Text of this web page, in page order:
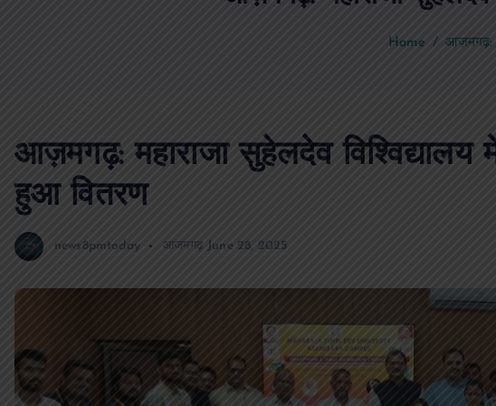
Home आज़मगढ़:
आज़मगढ़: महाराजा सुहेलदेव
हुआ वितरण
news8pmtoday आजमगढ़ June 28, 2025